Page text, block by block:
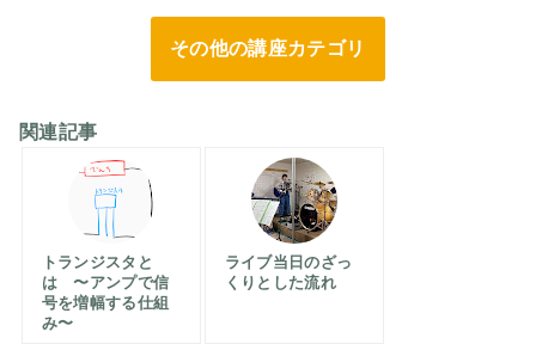
その他の講座カテゴリ
関連記事
トランジスタと
は 〜アンプで信
号を増幅する仕組
み〜
ライブ当日のざっ
くりとした流れ